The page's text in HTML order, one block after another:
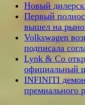
Новый
Первый
вышел на
Volkswagen
подписала
Lynk & Co
официальный
INFINITI
премиального